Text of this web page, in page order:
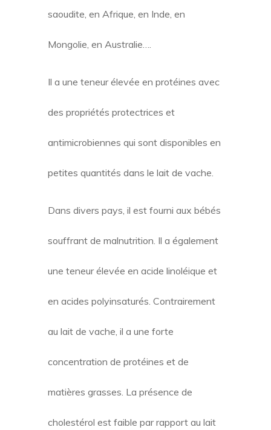
saoudite, en Afrique, en Inde, en
Mongolie, en Australie….
Il a une teneur élevée en protéines avec
des propriétés protectrices et
antimicrobiennes qui sont disponibles en
petites quantités dans le lait de vache.
Dans divers pays, il est fourni aux bébés
souffrant de malnutrition. Il a également
une teneur élevée en acide linoléique et
en acides polyinsaturés. Contrairement
au lait de vache, il a une forte
concentration de protéines et de
matières grasses. La présence de
cholestérol est faible par rapport au lait